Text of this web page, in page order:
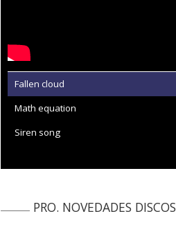
Fallen cloud
Math equation
Siren song
PRO. NOVEDADES DISCOS